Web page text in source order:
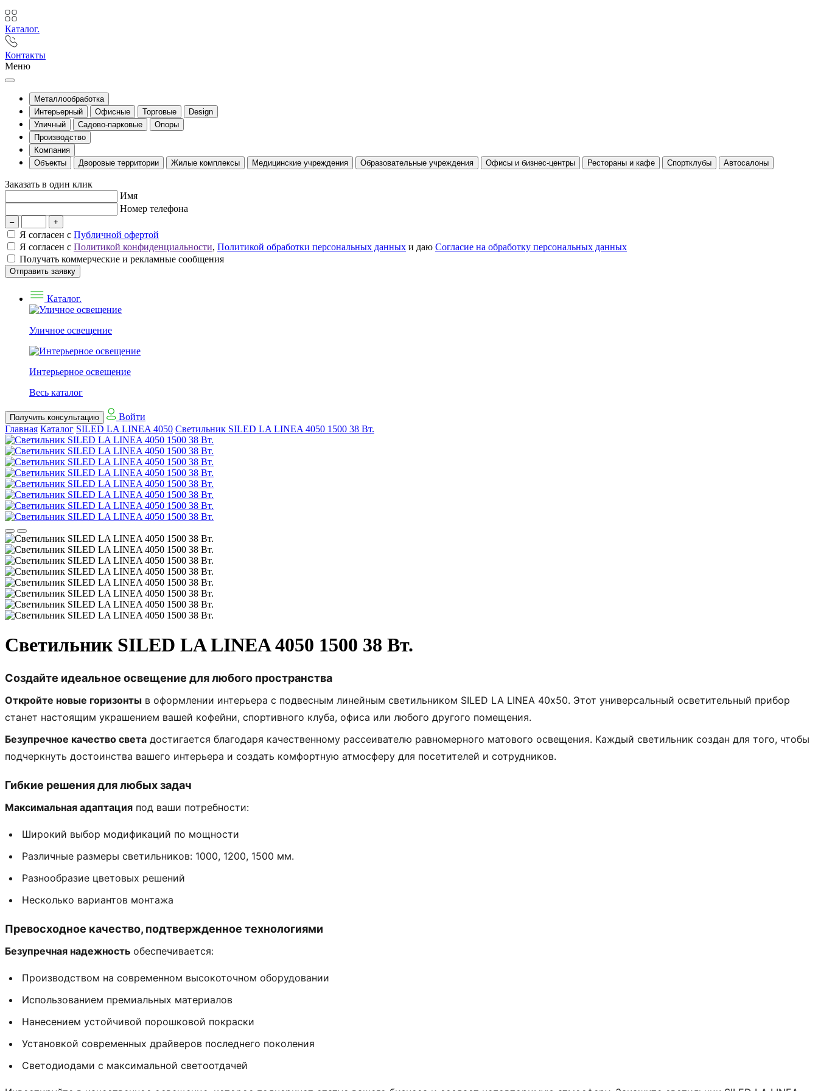
Каталог.
Контакты
Меню
Металлообработка
Интерьерный
Офисные Торговые
Design
Уличный
Садово-парковые
Опоры
Производство
Компания
Объекты
Дворовые территории Жилые комплексы Медицинские учреждения Образовательные учреждения Офисы и бизнес-центры Рестораны и кафе Спортклубы Автосалоны
Заказать в один клик
Имя
Номер телефона
– +
Я согласен с Публичной офертой
Я согласен с Политикой конфиденциальности, Политикой обработки персональных данных и даю Согласие на обработку персональных данных
Получать коммерческие и рекламные сообщения
Отправить заявку
Каталог.
Уличное освещение
Интерьерное освещение
Весь каталог
Получить консультацию
Войти
Главная Каталог SILED LA LINEA 4050 Светильник SILED LA LINEA 4050 1500 38 Вт.
Светильник SILED LA LINEA 4050 1500 38 Вт.
Создайте идеальное освещение для любого пространства
Откройте новые горизонты в оформлении интерьера с подвесным линейным светильником SILED LA LINEA 40х50. Этот универсальный осветительный прибор
станет настоящим украшением вашей кофейни, спортивного клуба, офиса или любого другого помещения.
Безупречное качество света достигается благодаря качественному рассеивателю равномерного матового освещения. Каждый светильник создан для того, чтобы
подчеркнуть достоинства вашего интерьера и создать комфортную атмосферу для посетителей и сотрудников.
Гибкие решения для любых задач
Максимальная адаптация под ваши потребности:
Широкий выбор модификаций по мощности
Различные размеры светильников: 1000, 1200, 1500 мм.
Разнообразие цветовых решений
Несколько вариантов монтажа
Превосходное качество, подтвержденное технологиями
Безупречная надежность обеспечивается:
Производством на современном высокоточном оборудовании
Использованием премиальных материалов
Нанесением устойчивой порошковой покраски
Установкой современных драйверов последнего поколения
Светодиодами с максимальной светоотдачей